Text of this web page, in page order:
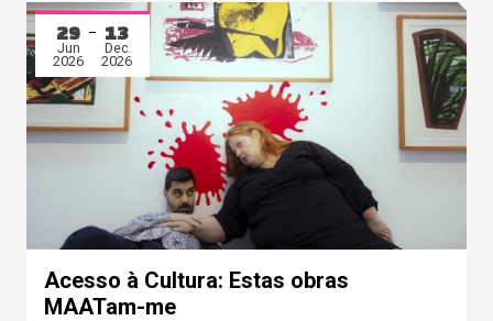
29
Jun
2026
13
Dec
2026
Acesso à Cultura: Estas obras
MAATam-me